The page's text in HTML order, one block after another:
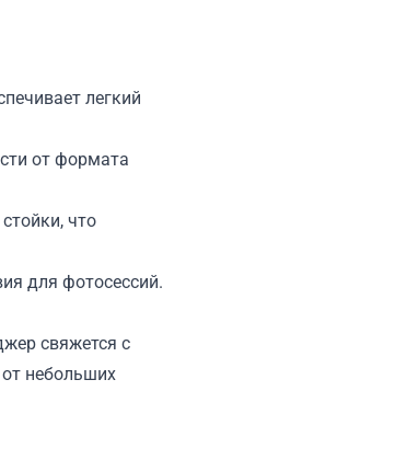
легкий
от формата
что
для фотосессий.
свяжется с
небольших